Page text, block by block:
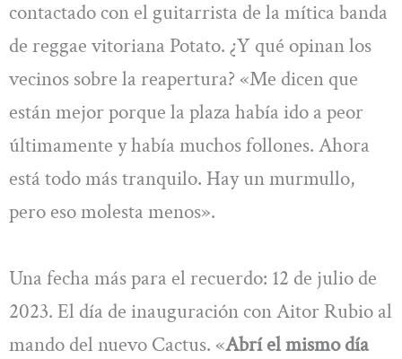
contactado con el guitarrista de la mítica banda
de reggae vitoriana Potato. ¿Y qué opinan los
vecinos sobre la reapertura? «Me dicen que
están mejor porque la plaza había ido a peor
últimamente y había muchos follones. Ahora
está todo más tranquilo. Hay un murmullo,
pero eso molesta menos».
Una fecha más para el recuerdo: 12 de julio de
2023. El día de inauguración con Aitor Rubio al
mando del nuevo Cactus. «Abrí el mismo día